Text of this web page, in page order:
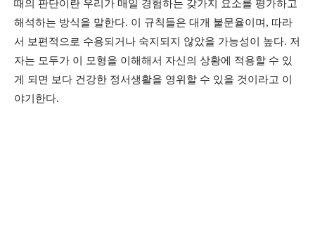
때의 판단이란 우리가 매일 경험하는 갖가지 요소를 평가하고
해석하는 방식을 말한다. 이 규칙들은 대개 불문율이며, 따라
서 보편적으로 수용되거나 숙지되지 않았을 가능성이 높다. 저
자는 모두가 이 모형을 이해해서 자신의 상황에 적용할 수 있
게 되면 보다 건강한 정서생활을 영위할 수 있을 것이라고 이
야기한다.